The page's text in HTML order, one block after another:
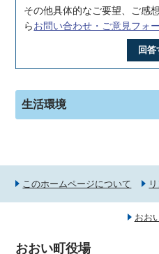
その他具体的なご要望、ご感
らお問い合わせ・ご意見フォ
回答
生活環境
このホームページについて
おお
おおい町役場